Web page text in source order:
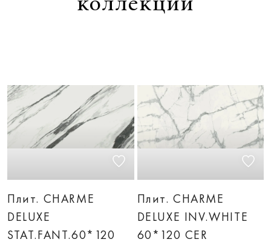
Плит. CHARME
DELUXE
STAT.FANT.60*120
Плит. CHARME
DELUXE INV.WHITE
60*120 CER